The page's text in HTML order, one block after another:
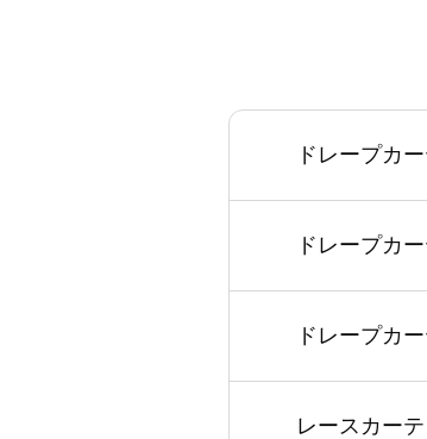
ドレープカ
ドレープカ
ドレープカ
レースカー